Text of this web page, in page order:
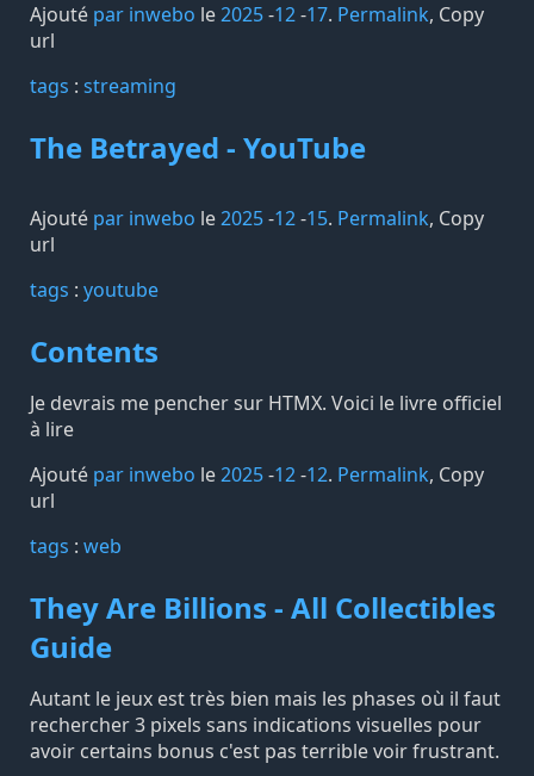
Ajouté par inwebo le2025-12-17. Permalink, Copy
url
tags️ : streaming
The Betrayed - YouTube
Ajouté par inwebo le2025-12-15. Permalink, Copy
url
tags️ : youtube
Contents
Je devrais me pencher sur HTMX. Voici le livre officiel
à lire
Ajouté par inwebo le2025-12-12. Permalink, Copy
url
tags️ : web
They Are Billions - All Collectibles
Guide
Autant le jeux est très bien mais les phases où il faut
rechercher 3 pixels sans indications visuelles pour
avoir certains bonus c'est pas terrible voir frustrant.